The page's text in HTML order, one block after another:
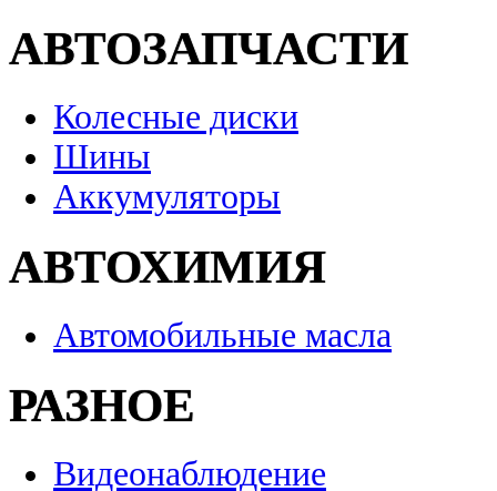
АВТОЗАПЧАСТИ
Колесные диски
Шины
Аккумуляторы
АВТОХИМИЯ
Автомобильные масла
РАЗНОЕ
Видеонаблюдение